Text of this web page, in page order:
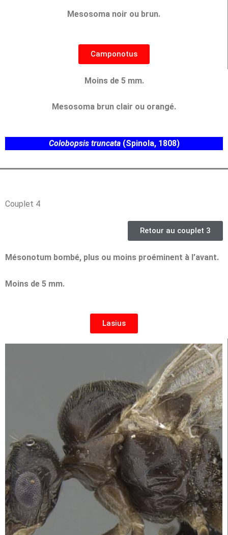
Mesosoma noir ou brun.
Camponotus
Moins de 5 mm.
Mesosoma brun clair ou orangé.
Colobopsis truncata (Spinola, 1808)
Couplet 4
Retour au couplet 3
Mésonotum bombé, plus ou moins proéminent à l’avant.
Moins de 5 mm.
Lasius